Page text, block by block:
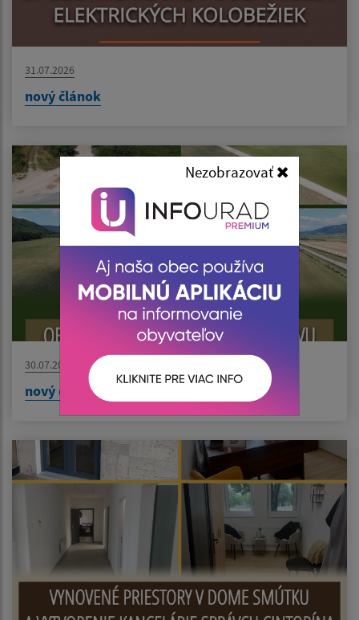
Nezobrazovať
31.07.2026
nový článok
30.07.2026
nový článok